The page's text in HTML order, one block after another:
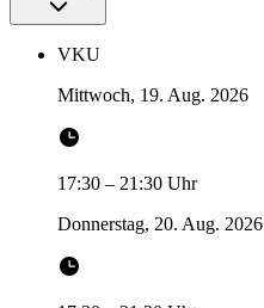
VKU
Mittwoch, 19. Aug. 2026
17:30 – 21:30 Uhr
Donnerstag, 20. Aug. 2026